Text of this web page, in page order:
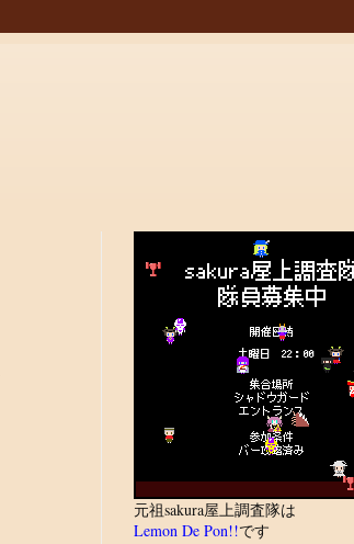
元祖sakura屋上調査隊は
Lemon De Pon!!です